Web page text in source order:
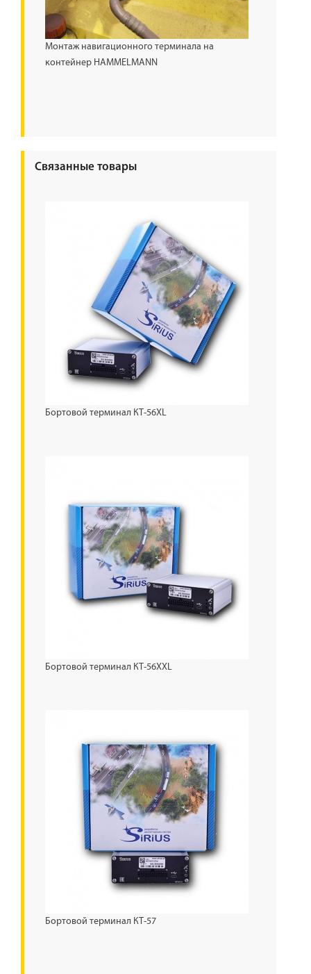
Монтаж навигационного терминала на
контейнер HAMMELMANN
Связанные товары
Бортовой терминал КТ-56XL
Бортовой терминал КТ-56XXL
Бортовой терминал КТ-57